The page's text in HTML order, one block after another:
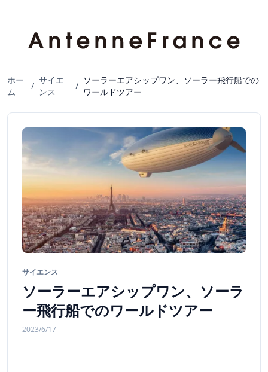
ホー
ム
/
サイエ
ンス
/
ソーラーエアシップワン、ソーラー飛行船での
ワールドツアー
サイエンス
ソーラーエアシップワン、ソーラ
ー飛行船でのワールドツアー
2023/6/17